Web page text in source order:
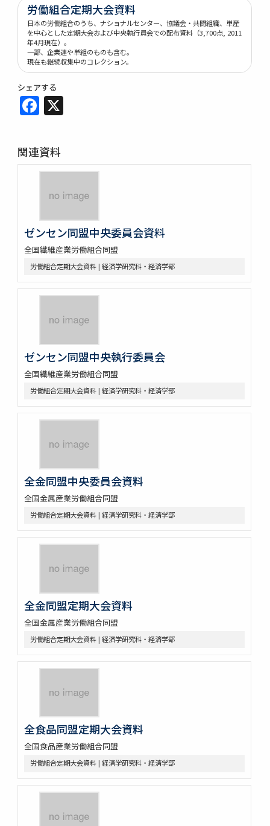
労働組合定期大会資料
日本の労働組合のうち、ナショナルセンター、協議会・共闘組織、単産
を中心とした定期大会および中央執行員会での配布資料（3,700点, 2011
年4月現在）。
一部、企業連や単組のものも含む。
現在も継続収集中のコレクション。
シェアする
Facebook
関連資料
ゼンセン同盟中央委員会資料
全国繊維産業労働組合同盟
労働組合定期大会資料 | 経済学研究科・経済学部
ゼンセン同盟中央執行委員会
全国繊維産業労働組合同盟
労働組合定期大会資料 | 経済学研究科・経済学部
全金同盟中央委員会資料
全国金属産業労働組合同盟
労働組合定期大会資料 | 経済学研究科・経済学部
全金同盟定期大会資料
全国金属産業労働組合同盟
労働組合定期大会資料 | 経済学研究科・経済学部
全食品同盟定期大会資料
全国食品産業労働組合同盟
労働組合定期大会資料 | 経済学研究科・経済学部